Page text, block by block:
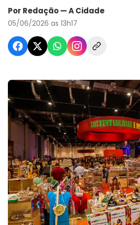
Por Redação — A Cidade
05/06/2026 as 13h17